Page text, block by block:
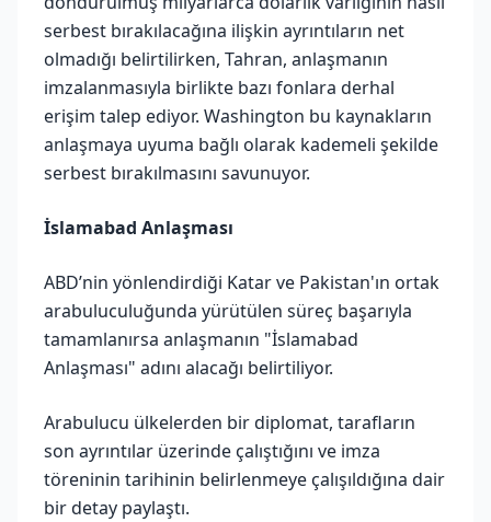
serbest bırakılacağına ilişkin ayrıntıların net
olmadığı belirtilirken, Tahran, anlaşmanın
imzalanmasıyla birlikte bazı fonlara derhal
erişim talep ediyor. Washington bu kaynakların
anlaşmaya uyuma bağlı olarak kademeli şekilde
serbest bırakılmasını savunuyor.
İslamabad Anlaşması
ABD’nin yönlendirdiği Katar ve Pakistan'ın ortak
arabuluculuğunda yürütülen süreç başarıyla
tamamlanırsa anlaşmanın "İslamabad
Anlaşması" adını alacağı belirtiliyor.
Arabulucu ülkelerden bir diplomat, tarafların
son ayrıntılar üzerinde çalıştığını ve imza
töreninin tarihinin belirlenmeye çalışıldığına dair
bir detay paylaştı.